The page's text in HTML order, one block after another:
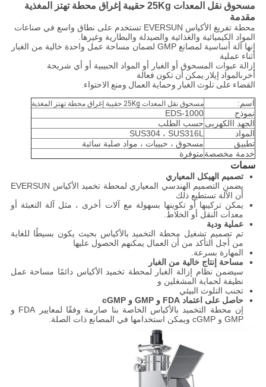
مسحوق نقل المعدات 25Kg حقيبة إغراق محطة تهتز المغذية
مقدمة
محطة تفريغ الأكياس EVERSUN تستخدم على نطاق واسع في صناعات
المواد الكيميائية والغذائية والصيدلة والبطارية وغيرها.
إنها آلة أساسية لمصانع GMP لضمان مساحة عمل واحدة خالية من الغبار
أثناء عملية
إزالة عبوات المسحوق أو الغبار أو المواد الحبيبية أو أي شريحة
أخرىالمواد إيلار.يمكن أن تكون فعالة
القضاء على تلوث الغبار وحماية العمال ومنع الاحتواء.
اسم:
مسحوق نقل المعدات 25Kg حقيبة إغراق محطة تهتز المغذية
نموذج
EDS-1000
الجهد االكهربى حسب الطلب
المواد
SUS304 ، SUS316L
تطبيق
مسحوق ، حبيبات ، مواد صلبة سائبة
خدمة مخصصةمتوفرة
سمات
تصميم الهيكل المعياري
يضمن التصميم الهندسي المعياري لمحطة تخميد الأكياس EVERSUN
أن الآلة تستطيع ذلك
يمكن تركيبها أو تكوينها بسهولة مع آلات أخرى ، مثل آلة التعبئة أو
معدات النقل أو الخلاط.
عملية ودية
تم تصميم تشغيل محطة التخميد بالأكياس بحيث يكون بسيطًا للغاية
من أجل التأكد من أن العمال يمكنهم الحصول عليها
المهارة بسرعة.
مساحة إنتاج خالية من الغبار
سيضمن نظام إزالة الغبار لمحطة تخميد الأكياس دائمًا مساحة عمل
نظيفة لحماية المشغلين و
تجنب التلوث البيئي
حاصل على اعتماد FDA و GMP و cGMP
إن محطة التخميد بالأكياس الخاصة بنا صارمة وفقًا لمعايير FDA و
GMP و cGMP ويمكن استخدامها في المصانع ذات الصلة.